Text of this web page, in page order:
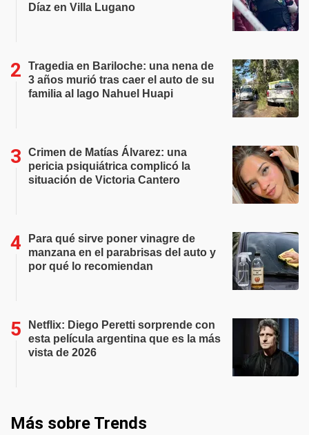
Díaz en Villa Lugano
Tragedia en Bariloche: una nena de
3 años murió tras caer el auto de su
familia al lago Nahuel Huapi
Crimen de Matías Álvarez: una
pericia psiquiátrica complicó la
situación de Victoria Cantero
Para qué sirve poner vinagre de
manzana en el parabrisas del auto y
por qué lo recomiendan
Netflix: Diego Peretti sorprende con
esta película argentina que es la más
vista de 2026
Más sobre Trends